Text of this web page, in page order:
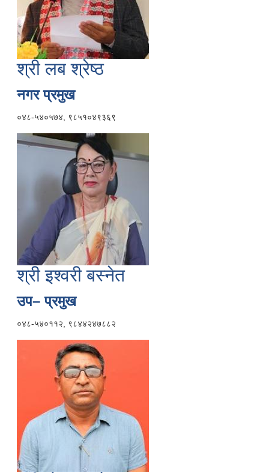
श्री लब श्रेष्ठ
नगर प्रमुख
०४८-५४०५७४, ९८५१०४९३६९
श्री इश्वरी बस्नेत
उप– प्रमुख
०४८-५४०११२, ९८४४२४७८८२